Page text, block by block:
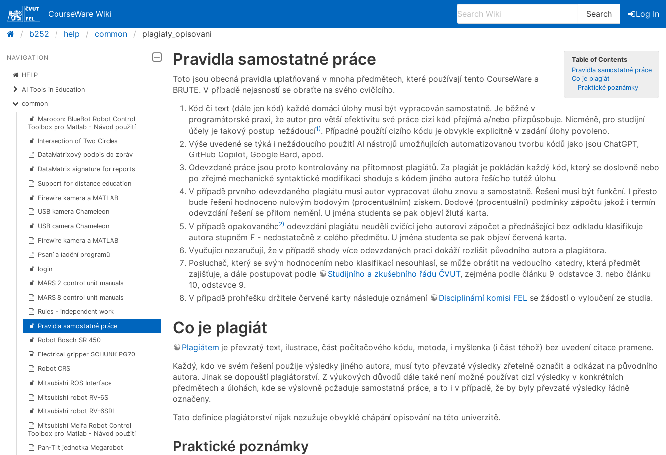
CourseWare Wiki Search
Log In
b252
help common plagiaty_opisovani
NAVIGATION
HELP
AI Tools in Education
common
Marocon: BlueBot Robot Control
Toolbox pro Matlab - Návod použití
Intersection of Two Circles
DataMatrixový podpis do zpráv
DataMatrix signature for reports
Support for distance education
Firewire kamera a MATLAB
USB kamera Chameleon
USB camera Chameleon
Firewire kamera a MATLAB
Psaní a ladění programů
login
MARS 2 control unit manuals
MARS 8 control unit manuals
Rules - independent work
Pravidla samostatné práce
Robot Bosch SR 450
Electrical gripper SCHUNK PG70
Robot CRS
Mitsubishi ROS Interface
Mitsubishi robot RV-6S
Mitsubishi robot RV-6SDL
Mitsubishi Melfa Robot Control
Toolbox pro Matlab - Návod použití
Pan-Tilt jednotka Megarobot
Table of Contents
Pravidla samostatné práce
Co je plagiát
Praktické poznámky
Pravidla samostatné práce
Toto jsou obecná pravidla uplatňovaná v mnoha předmětech, které používají tento CourseWare a
BRUTE. V případě nejasností se obraťte na svého cvičícího.
Kód či text (dále jen kód) každé domácí úlohy musí být vypracován samostatně. Je běžné v
programátorské praxi, že autor pro větší efektivitu své práce cizí kód přejímá a/nebo přizpůsobuje. Nicméně, pro studijní
účely je takový postup nežádoucí1). Případné použítí cizího kódu je obvykle explicitně v zadání úlohy povoleno.
Výše uvedené se týká i nežádoucího použití AI nástrojů umožňujících automatizovanou tvorbu kódů jako jsou ChatGPT,
GitHub Copilot, Google Bard, apod.
Odevzdané práce jsou proto kontrolovány na přítomnost plagiátů. Za plagiát je pokládán každý kód, který se doslovně nebo
po zřejmé mechanické syntaktické modifikaci shoduje s kódem jiného autora řešícího tutéž úlohu.
V případě prvního odevzdaného plagiátu musí autor vypracovat úlohu znovu a samostatně. Řešení musí být funkční. I přesto
bude řešení hodnoceno nulovým bodovým (procentuálním) ziskem. Bodové (procentuální) podmínky zápočtu jakož i termín
odevzdání řešení se přitom nemění. U jména studenta se pak objeví žlutá karta.
V případě opakovaného2) odevzdání plagiátu neudělí cvičící jeho autorovi zápočet a přednášející bez odkladu klasifikuje
autora stupněm F - nedostatečně z celého předmětu. U jména studenta se pak objeví červená karta.
Vyučující nezaručují, že v případě shody více odevzdaných prací dokáží rozlišit původního autora a plagiátora.
Posluchač, který se svým hodnocením nebo klasifikací nesouhlasí, se může obrátit na vedoucího katedry, která předmět
zajišťuje, a dále postupovat podle
Studijního a zkušebního řádu ČVUT, zejména podle článku 9, odstavce 3. nebo článku
10, odstavce 9.
V připadě prohřešku držitele červené karty následuje oznámení
Disciplinární komisi FEL se žádostí o vyloučení ze studia.
Co je plagiát
Plagiátem je převzatý text, ilustrace, část počítačového kódu, metoda, i myšlenka (i část téhož) bez uvedení citace pramene.
Každý, kdo ve svém řešení použije výsledky jiného autora, musí tyto převzaté výsledky zřetelně označit a odkázat na původního
autora. Jinak se dopouští plagiátorství. Z výukových důvodů dále také není možné používat cizí výsledky v konkrétních
předmětech a úlohách, kde se výslovně požaduje samostatná práce, a to i v případě, že by byly převzaté výsledky řádně
označeny.
Tato definice plagiátorství nijak nezužuje obvyklé chápání opisování na této univerzitě.
Praktické poznámky